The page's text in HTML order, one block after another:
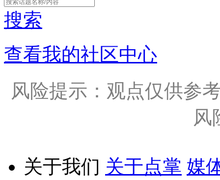
搜索
查看我的社区中心
风险提示：观点仅供参
风
关于我们 关于点掌 媒